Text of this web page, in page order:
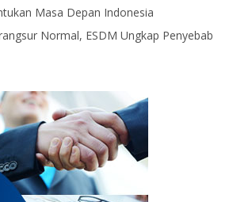
Masa Depan Indonesia
Normal, ESDM Ungkap Penyebab